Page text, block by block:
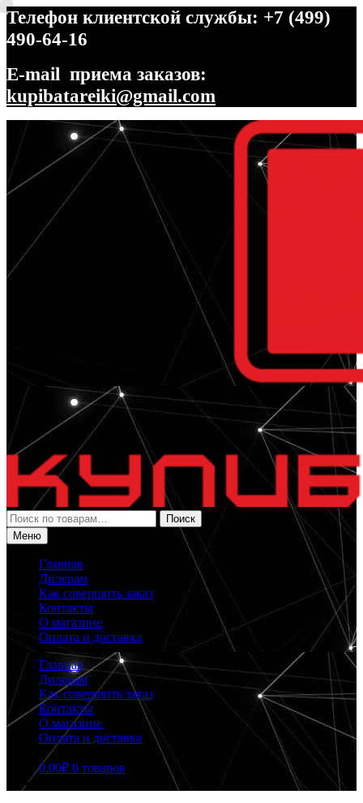
Телефон клиентской службы: +7 (499)
490-64-16
E-mail приема заказов:
kupibatareiki@gmail.com
Перейти
навигации
Перейти
содержимому
Искать:
Поиск
Меню
Главная
Дилерам
Как совершить заказ
Контакты
О магазине
Оплата и доставка
Главная
Дилерам
Как совершить заказ
Контакты
О магазине
Оплата и доставка
0.00₽ 0 товаров